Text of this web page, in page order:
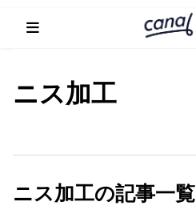
ニス加工
ニス加工の記事一覧